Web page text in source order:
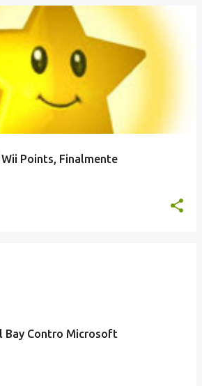
Points, Finalmente
Bay Contro Microsoft